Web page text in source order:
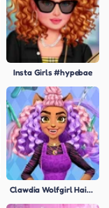
Insta Girls #hypebae
Clawdia Wolfgirl Hairstyle Challenge